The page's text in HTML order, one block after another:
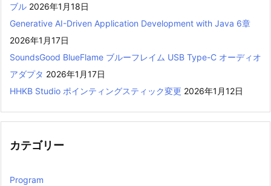
ブル 2026年1月18日
Generative AI-Driven Application Development with Java 6章
2026年1月17日
SoundsGood BlueFlame ブルーフレイム USB Type-C オーディオ
アダプタ 2026年1月17日
HHKB Studio ポインティングスティック変更 2026年1月12日
カテゴリー
Program